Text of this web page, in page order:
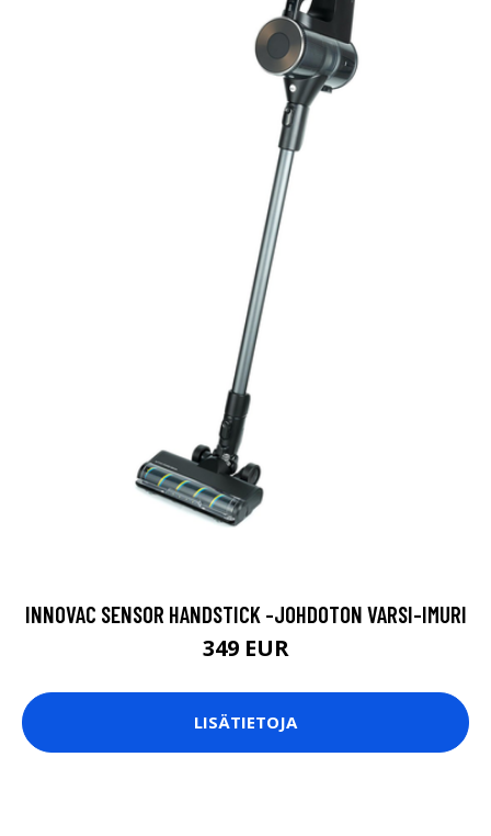
INNOVAC SENSOR HANDSTICK -JOHDOTON VARSI-IMURI
349 EUR
LISÄTIETOJA